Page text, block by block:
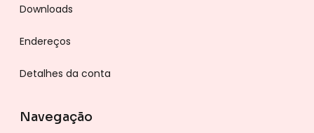
Downloads
Endereços
Detalhes da conta
Navegação